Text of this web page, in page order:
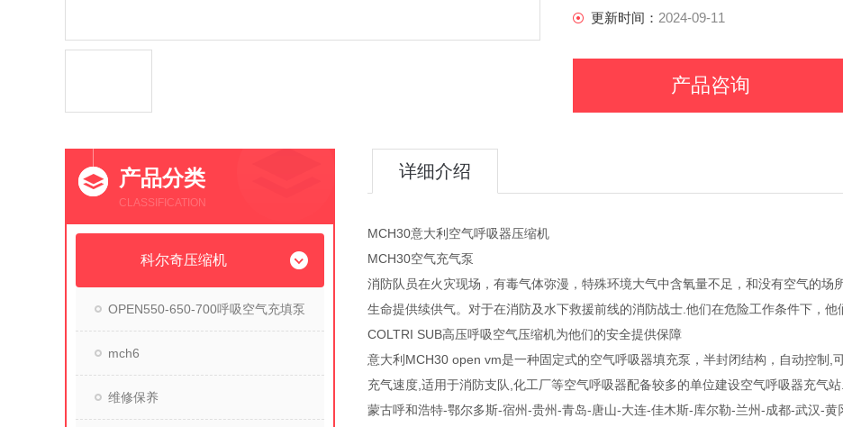
更新时间： 2024-09-11
产品咨询
产品分类
CLASSIFICATION
科尔奇压缩机
OPEN550-650-700呼吸空气充填泵
mch6
维修保养
详细介绍
MCH30意大利空气呼吸器压缩机
MCH30空气充气泵
消防队员在火灾现场，有毒气体弥漫，特殊环境大气中含氧量不足，和没有空气的场
生命提供续供气。对于在消防及水下救援前线的消防战士.他们在危险工作条件下，
COLTRI SUB高压呼吸空气压缩机为他们的安全提供保障
意大利MCH30 open vm是一种固定式的空气呼吸器填充泵，半封闭结构，自动控制,
充气速度,适用于消防支队,化工厂等空气呼吸器配备较多的单位建设空气呼吸器充气
蒙古呼和浩特-鄂尔多斯-宿州-贵州-青岛-唐山-大连-佳木斯-库尔勒-兰州-成都-武汉-